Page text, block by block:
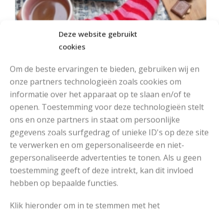
Deze website gebruikt
cookies
Om de beste ervaringen te bieden, gebruiken wij en
onze partners technologieën zoals cookies om
informatie over het apparaat op te slaan en/of te
openen. Toestemming voor deze technologieën stelt
ons en onze partners in staat om persoonlijke
gegevens zoals surfgedrag of unieke ID's op deze site
te verwerken en om gepersonaliseerde en niet-
gepersonaliseerde advertenties te tonen. Als u geen
toestemming geeft of deze intrekt, kan dit invloed
hebben op bepaalde functies.
Klik hieronder om in te stemmen met het
MOOIE DIKGESTREEPTE SOKKEN BREIEN VAN DURABLE GAREN